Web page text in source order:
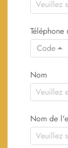
Code
Nom
Nom de